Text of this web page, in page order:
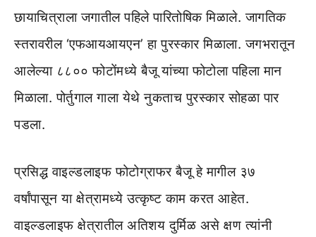
छायाचित्राला जगातील पहिले पारितोषिक मिळाले. जागतिक
स्तरावरील ‘एफआयआयएन’ हा पुरस्कार मिळाला. जगभरातून
आलेल्या ८८०० फोटोंमध्ये बैजू यांच्या फोटोला पहिला मान
मिळाला. पोर्तुगाल गाला येथे नुकताच पुरस्कार सोहळा पार
पडला.
प्रसिद्ध वाइल्डलाइफ फोटोग्राफर बैजू हे मागील ३७
वर्षांपासून या क्षेत्रामध्ये उत्कृष्ट काम करत आहेत.
वाइल्डलाइफ क्षेत्रातील अतिशय दुर्मिळ असे क्षण त्यांनी